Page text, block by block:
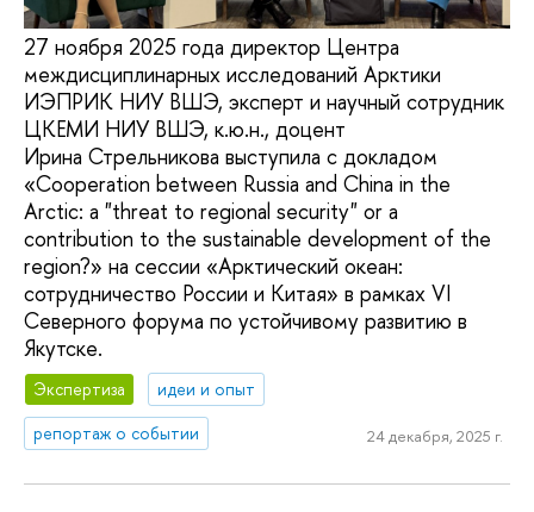
27 ноября 2025 года директор Центра
междисциплинарных исследований Арктики
ИЭПРИК НИУ ВШЭ, эксперт и научный сотрудник
ЦКЕМИ НИУ ВШЭ, к.ю.н., доцент
Ирина Стрельникова выступила с докладом
«Cooperation between Russia and China in the
Arctic: a "threat to regional security" or a
contribution to the sustainable development of the
region?» на сессии «Арктический океан:
сотрудничество России и Китая» в рамках VI
Северного форума по устойчивому развитию в
Якутске.
Экспертиза
идеи и опыт
репортаж о событии
24 декабря, 2025 г.